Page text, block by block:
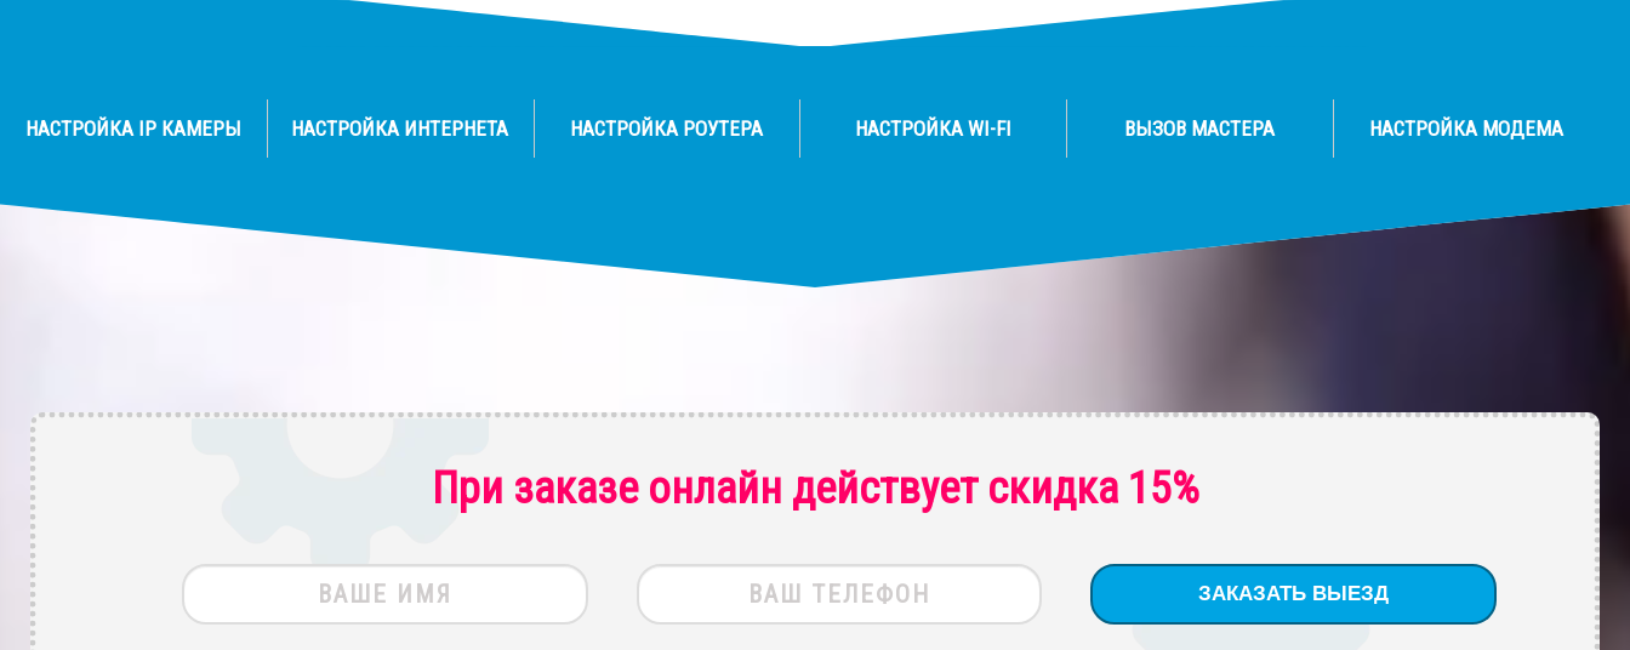
НАСТРОЙКА IP КАМЕРЫ НАСТРОЙКА ИНТЕРНЕТА НАСТРОЙКА РОУТЕРА НАСТРОЙКА WI-FI ВЫЗОВ МАСТЕРА НАСТРОЙКА МОДЕМА
При заказе онлайн действует скидка 15%